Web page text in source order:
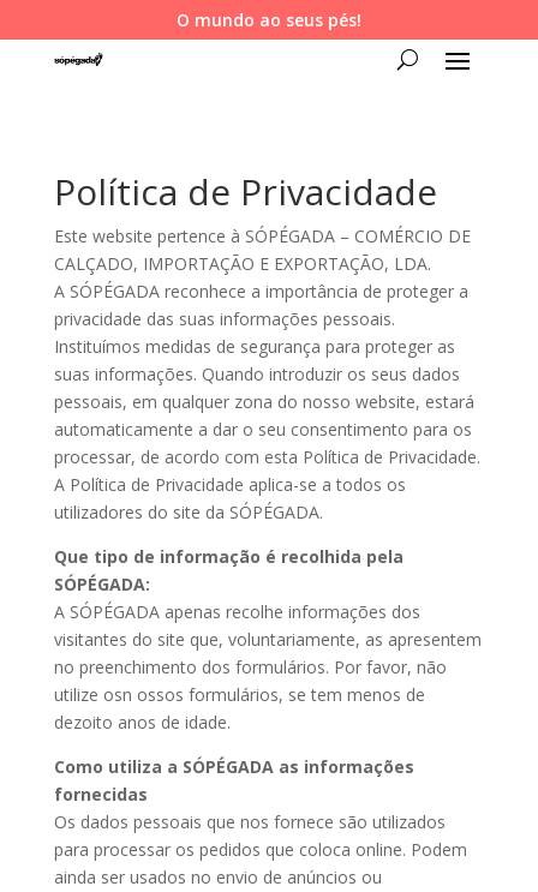
O mundo ao seus pés!
Política de Privacidade
Este website pertence à SÓPÉGADA – COMÉRCIO DE
CALÇADO, IMPORTAÇÃO E EXPORTAÇÃO, LDA.
A SÓPÉGADA reconhece a importância de proteger a
privacidade das suas informações pessoais.
Instituímos medidas de segurança para proteger as
suas informações. Quando introduzir os seus dados
pessoais, em qualquer zona do nosso website, estará
automaticamente a dar o seu consentimento para os
processar, de acordo com esta Política de Privacidade.
A Política de Privacidade aplica-se a todos os
utilizadores do site da SÓPÉGADA.
Que tipo de informação é recolhida pela
SÓPÉGADA:
A SÓPÉGADA apenas recolhe informações dos
visitantes do site que, voluntariamente, as apresentem
no preenchimento dos formulários. Por favor, não
utilize osn ossos formulários, se tem menos de
dezoito anos de idade.
Como utiliza a SÓPÉGADA as informações
fornecidas
Os dados pessoais que nos fornece são utilizados
para processar os pedidos que coloca online. Podem
ainda ser usados no envio de anúncios ou